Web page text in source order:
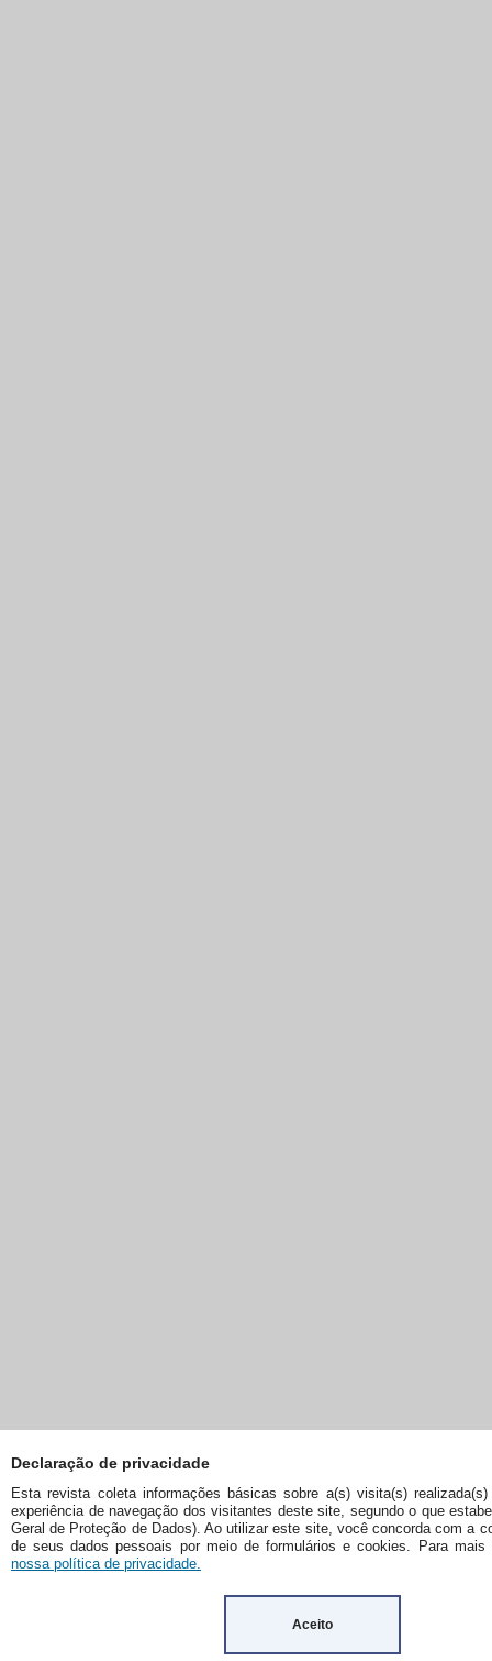
Declaração de privacidade
Esta revista coleta informações básicas sobre a(s) visita(s)
experiência de navegação dos visitantes deste site, segundo o que
Geral de Proteção de Dados). Ao utilizar este site, você concorda com a
de seus dados pessoais por meio de formulários e cookies. Para
nossa política de privacidade.
Aceito